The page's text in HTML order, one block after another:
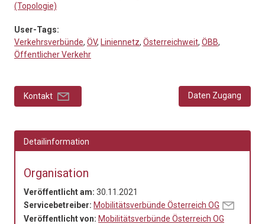
(Topologie)
User-Tags:
Verkehrsverbünde, ÖV, Liniennetz, Österreichweit, ÖBB,
Öffentlicher Verkehr
Kontakt Daten Zugang
Detailinformation
Organisation
Veröffentlicht am: 30.11.2021
Servicebetreiber: Mobilitätsverbünde Österreich OG
Veröffentlicht von: Mobilitätsverbünde Österreich OG